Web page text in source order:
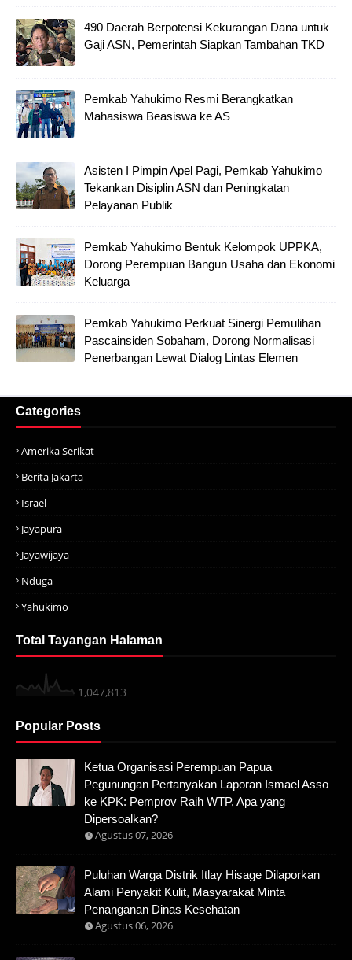
490 Daerah Berpotensi Kekurangan Dana untuk
Gaji ASN, Pemerintah Siapkan Tambahan TKD
Pemkab Yahukimo Resmi Berangkatkan
Mahasiswa Beasiswa ke AS
Asisten I Pimpin Apel Pagi, Pemkab Yahukimo
Tekankan Disiplin ASN dan Peningkatan
Pelayanan Publik
Pemkab Yahukimo Bentuk Kelompok UPPKA,
Dorong Perempuan Bangun Usaha dan Ekonomi
Keluarga
Pemkab Yahukimo Perkuat Sinergi Pemulihan
Pascainsiden Sobaham, Dorong Normalisasi
Penerbangan Lewat Dialog Lintas Elemen
Categories
Amerika Serikat
Berita Jakarta
Israel
Jayapura
Jayawijaya
Nduga
Yahukimo
Total Tayangan Halaman
1,047,813
Popular Posts
Ketua Organisasi Perempuan Papua
Pegunungan Pertanyakan Laporan Ismael Asso
ke KPK: Pemprov Raih WTP, Apa yang
Dipersoalkan?
Agustus 07, 2026
Puluhan Warga Distrik Itlay Hisage Dilaporkan
Alami Penyakit Kulit, Masyarakat Minta
Penanganan Dinas Kesehatan
Agustus 06, 2026